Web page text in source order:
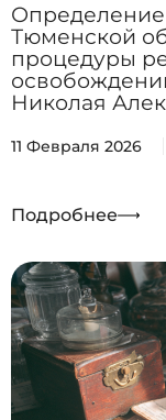
Тюменской
процедуры
Николая
11 Февраля 2026
Подробнее